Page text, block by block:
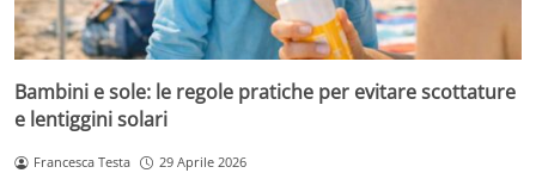
Bambini e sole: le regole pratiche per evitare scottature
e lentiggini solari
Francesca Testa 29 Aprile 2026